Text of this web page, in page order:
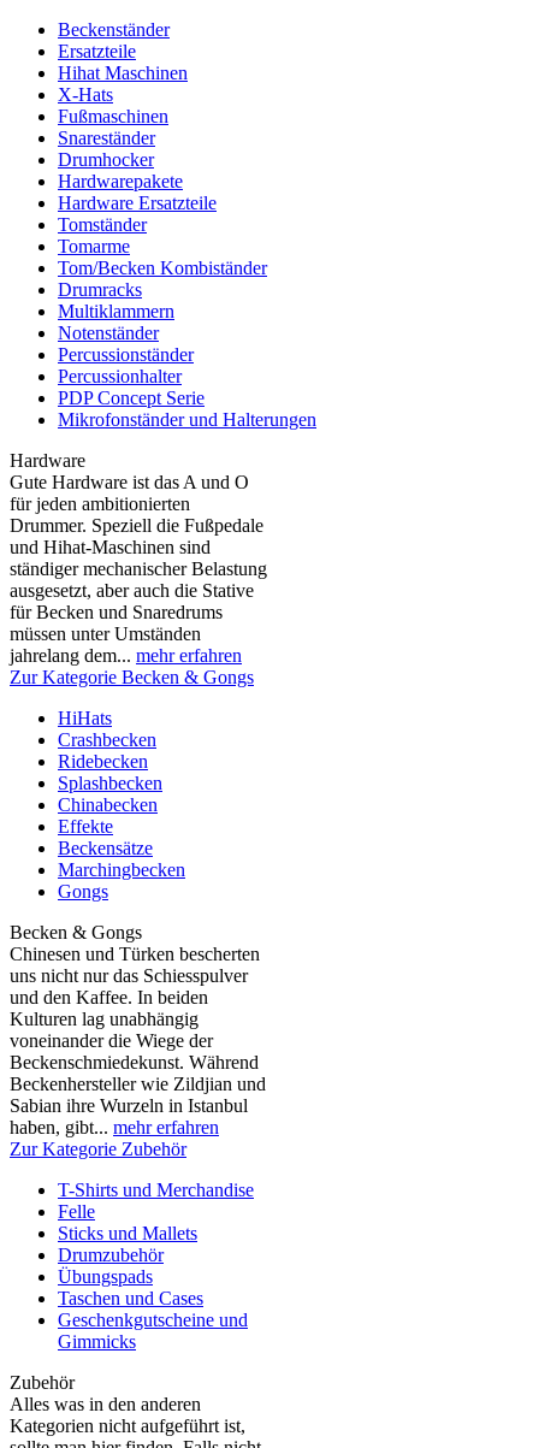
Beckenständer
Ersatzteile
Hihat Maschinen
X-Hats
Fußmaschinen
Snareständer
Drumhocker
Hardwarepakete
Hardware Ersatzteile
Tomständer
Tomarme
Tom/Becken Kombiständer
Drumracks
Multiklammern
Notenständer
Percussionständer
Percussionhalter
PDP Concept Serie
Mikrofonständer und Halterungen
Hardware
Gute Hardware ist das A und O
für jeden ambitionierten
Drummer. Speziell die Fußpedale
und Hihat-Maschinen sind
ständiger mechanischer Belastung
ausgesetzt, aber auch die Stative
für Becken und Snaredrums
müssen unter Umständen
jahrelang dem... mehr erfahren
Zur Kategorie Becken & Gongs
HiHats
Crashbecken
Ridebecken
Splashbecken
Chinabecken
Effekte
Beckensätze
Marchingbecken
Gongs
Becken & Gongs
Chinesen und Türken bescherten
uns nicht nur das Schiesspulver
und den Kaffee. In beiden
Kulturen lag unabhängig
voneinander die Wiege der
Beckenschmiedekunst. Während
Beckenhersteller wie Zildjian und
Sabian ihre Wurzeln in Istanbul
haben, gibt... mehr erfahren
Zur Kategorie Zubehör
T-Shirts und Merchandise
Felle
Sticks und Mallets
Drumzubehör
Übungspads
Taschen und Cases
Geschenkgutscheine und
Gimmicks
Zubehör
Alles was in den anderen
Kategorien nicht aufgeführt ist,